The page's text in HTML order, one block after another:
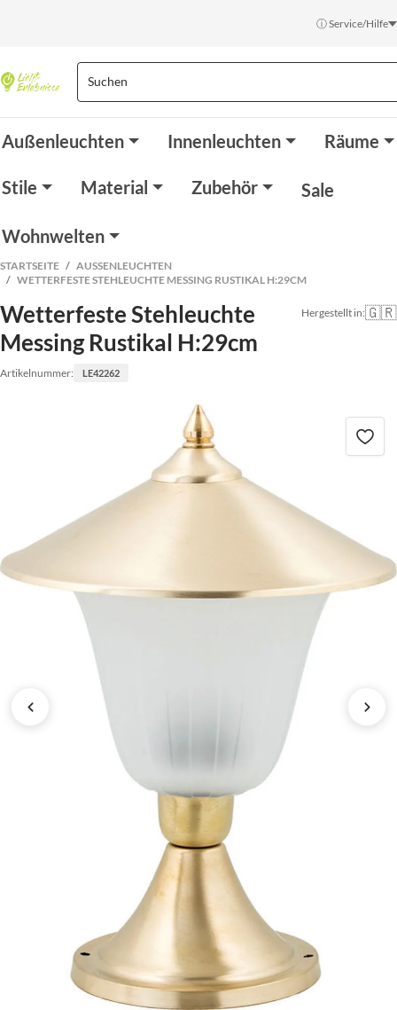
ⓘ Service/Hilfe
Außenleuchten Innenleuchten Räume
Stile Material Zubehör Sale
Wohnwelten
STARTSEITE
AUSSENLEUCHTEN
WETTERFESTE STEHLEUCHTE MESSING RUSTIKAL H:29CM
Wetterfeste Stehleuchte
Messing Rustikal H:29cm
Artikelnummer: LE42262
Hergestellt in:🇬🇷